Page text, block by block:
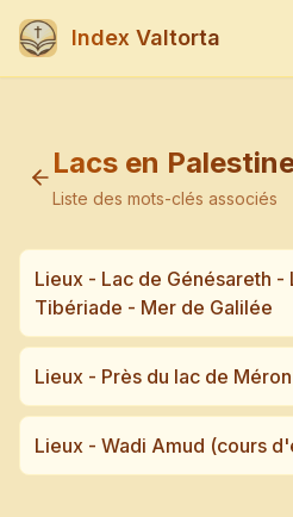
Index Valtorta
Lacs en
Liste des mots-clés associés
Lieux - Lac de Génésareth -
Tibériade - Mer de Galilée
Lieux - Près du lac de Méron
Lieux - Wadi Amud (cours